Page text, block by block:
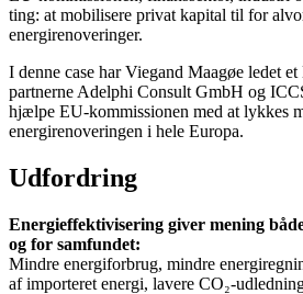
ting: at mobilisere privat kapital til for
energirenoveringer.
I denne case har Viegand Maagøe ledet
partnerne Adelphi Consult GmbH og
hjælpe EU-kommissionen med at lykkes
energirenoveringen i hele Europa.
Udfordring
Energieffektivisering giver mening
og for samfundet:
Mindre energiforbrug, mindre
af importeret energi, lavere CO₂-